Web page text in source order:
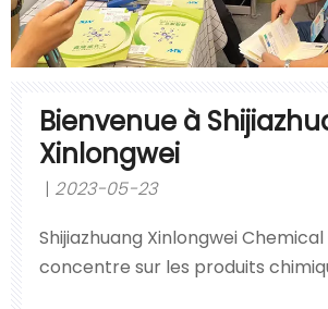
Bienvenue à
Xinlongwei
2023-05-23
Shijiazhuang Xinlongwei Chemical
concentre sur les produits